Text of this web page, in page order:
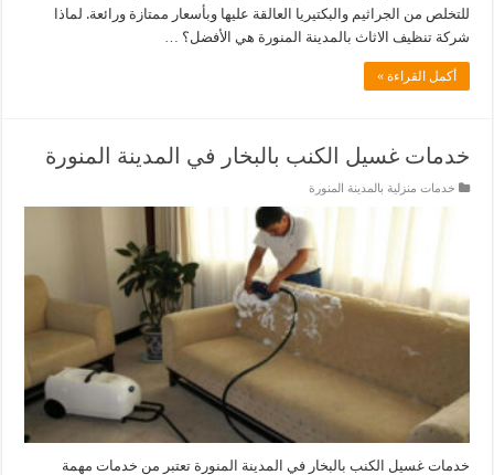
للتخلص من الجراثيم والبكتيريا العالقة عليها وبأسعار ممتازة ورائعة. لماذا
شركة تنظيف الاثاث بالمدينة المنورة هي الأفضل؟ …
أكمل القراءة »
خدمات غسيل الكنب بالبخار في المدينة المنورة
خدمات منزلية بالمدينة المنورة
خدمات غسيل الكنب بالبخار في المدينة المنورة تعتبر من خدمات مهمة